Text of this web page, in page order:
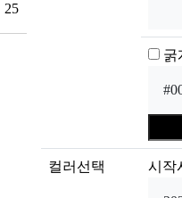
컬러선택 시작